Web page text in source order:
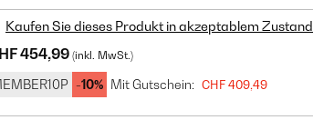
Kaufen Sie dieses Produkt in akzeptablem Zustand
454,99 (inkl. MwSt.)
-10% Mit Gutschein: CHF 409,49